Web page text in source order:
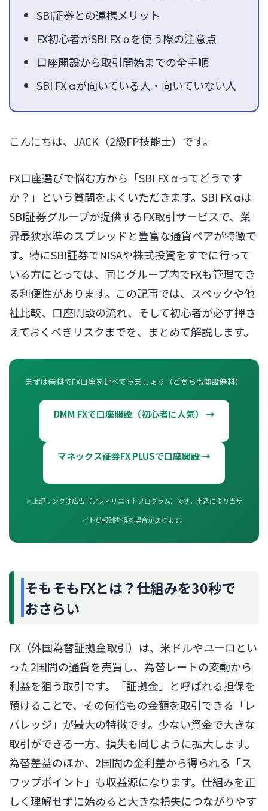
SBI証券との連携メリット
FX初心者がSBI FX αを使う際の注意点
口座開設から取引開始までの全手順
SBI FX αが向いている人・向いていない人
こんにちは、JACK（2級FP技能士）です。
FX口座選びで悩む方から「SBI FX αってどうです
か？」という質問をよくいただきます。SBI FX αは
SBI証券グループが提供するFX取引サービスで、業
界最狭水準のスプレッドと豊富な通貨ペアが特徴で
す。特にSBI証券でNISAや株式投資をすでに行って
いる方にとっては、同じグループ内でFXも管理でき
る利便性があります。この記事では、スペックや他
社比較、口座開設の流れ、そして初心者が必ず押さ
えておくべきリスクまでを、まとめて解説します。
まずは無料でFX口座を比べてみましょう（どちらも開設無料）
DMM FXで口座開設（初心者に人気） →
マネックス証券FX PLUSで口座開設 →
※上記リンクは広告（アフィリエイトプログラム）です。申込により当サ
イトが報酬を得る場合があります。
そもそもFXとは？仕組みを30秒で
おさらい
FX（外国為替証拠金取引）は、米ドルやユーロとい
った2国間の通貨を売買し、為替レートの変動から
利益を狙う取引です。「証拠金」と呼ばれる担保を
預けることで、その何倍もの金額を取引できる「レ
バレッジ」が最大の特徴です。少ない資金で大きな
取引ができる一方、損失も同じように拡大します。
為替差益のほか、2国間の金利差から得られる「ス
ワップポイント」も収益源になります。仕組みを正
しく理解せずに始めると大きな損失につながりやす